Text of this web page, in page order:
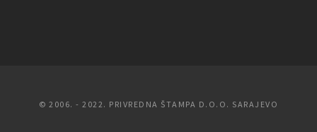
© 2006. - 2022. PRIVREDNA ŠTAMPA D.O.O. SARAJEVO